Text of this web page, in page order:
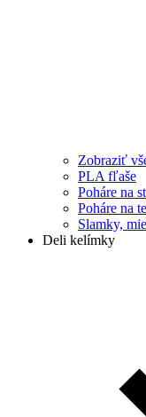
Zobraziť
PLA fľaše
Poháre na
Poháre na
Slamky,
Deli kelímky